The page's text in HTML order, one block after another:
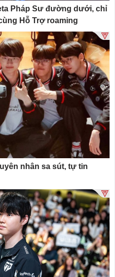
Pháp Sư đường dưới, chỉ
Hỗ Trợ roaming
nhân sa sút, tự tin